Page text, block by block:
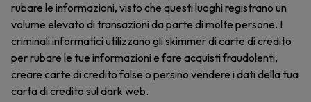
rubare le informazioni, visto che questi luoghi registrano un
volume elevato di transazioni da parte di molte persone. I
criminali informatici utilizzano gli skimmer di carte di credito
per rubare le tue informazioni e fare acquisti fraudolenti,
creare carte di credito false o persino vendere i dati della tua
carta di credito sul dark web.